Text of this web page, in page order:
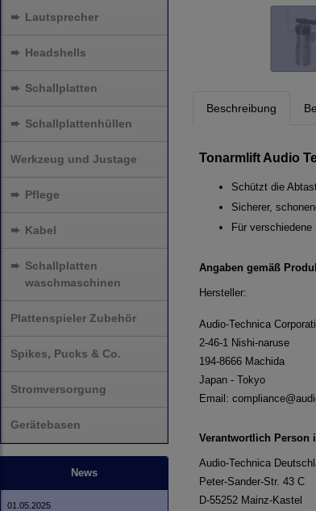
➨ Lautsprecher
➨ Headshells
➨ Schallplatten
➨ Schallplattenhüllen
Werkzeug und Justage
➨ Pflege
➨ Kabel
➨ Schallplatten
waschmaschinen
Plattenspieler Zubehör
Spikes, Pucks & Co.
Stromversorgung
Gerätebasen
News
01.05.2025
Beschreibung
Tonarmlift Audio
Schützt die
Sicherer,
Für
Angaben gemäß
Hersteller:
Audio-Technica
2-46-1 Nishi-naruse
194-8666 Machida
Japan - Tokyo
Email:
Verantwortlich Person
Audio-Technica
Peter-Sander-Str. 43 C
D-55252 Mainz-Kastel